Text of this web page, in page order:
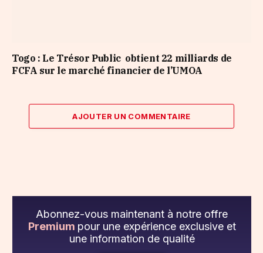
Togo : Le Trésor Public obtient 22 milliards de
FCFA sur le marché financier de l’UMOA
AJOUTER UN COMMENTAIRE
Abonnez-vous maintenant à notre offre
Premium pour une expérience exclusive et
une information de qualité